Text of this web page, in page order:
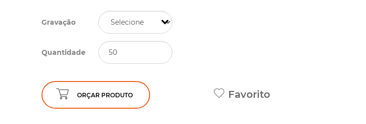
Gravação
Quantidade
ORÇAR PRODUTO Favorito